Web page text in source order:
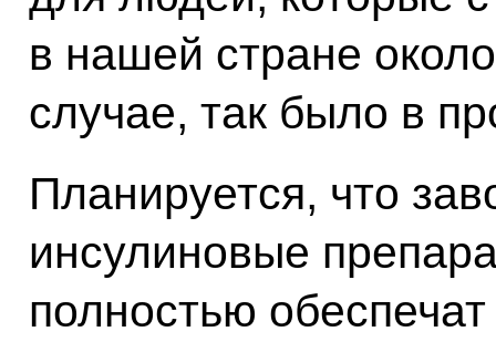
в нашей стране
случае, так было в
Планируется, что
инсулиновые
полностью